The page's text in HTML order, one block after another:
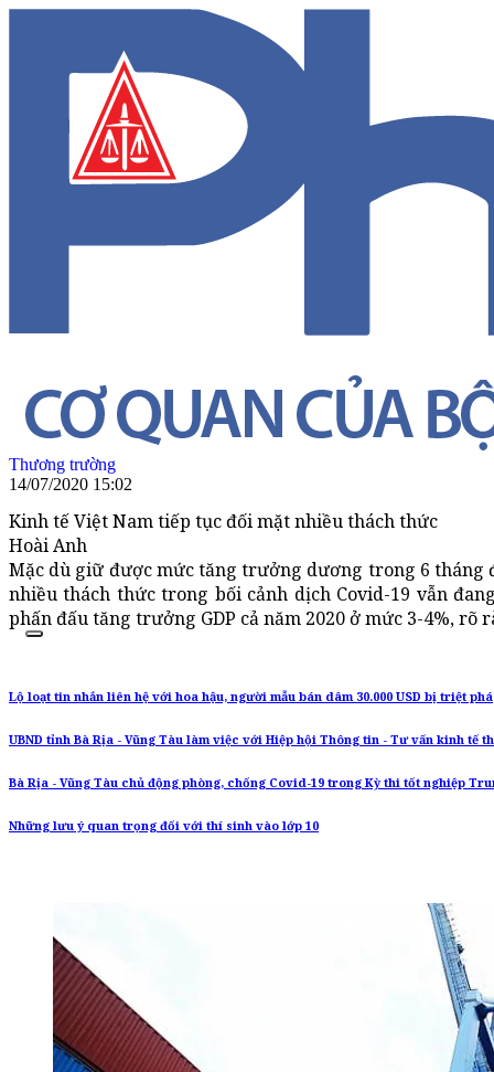
Thương trường
14/07/2020 15:02
Kinh tế Việt Nam tiếp tục đối mặt nhiều thách thức
Hoài Anh
Mặc dù giữ được mức tăng trưởng dương trong 6 tháng
nhiều thách thức trong bối cảnh dịch Covid-19 vẫn
phấn đấu tăng trưởng GDP cả năm 2020 ở mức 3-4%,
Lộ loạt tin nhắn liên hệ với hoa hậu, người mẫu bán dâm 30.000 USD bị triệt phá
UBND tỉnh Bà Rịa - Vũng Tàu làm việc với Hiệp hội Thông tin - Tư vấn kinh tế
Bà Rịa - Vũng Tàu chủ động phòng, chống Covid-19 trong Kỳ thi tốt nghiệp
Những lưu ý quan trọng đối với thí sinh vào lớp 10